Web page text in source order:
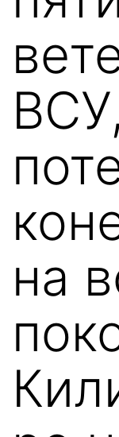
ВСУ,
на